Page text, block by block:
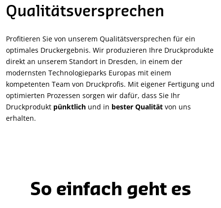
Qualitätsversprechen
Profitieren Sie von unserem Qualitätsversprechen für ein
optimales Druckergebnis. Wir produzieren Ihre Druckprodukte
direkt an unserem Standort in Dresden, in einem der
modernsten Technologieparks Europas mit einem
kompetenten Team von Druckprofis. Mit eigener Fertigung und
optimierten Prozessen sorgen wir dafür, dass Sie Ihr
Druckprodukt pünktlich und in bester Qualität von uns
erhalten.
So einfach geht es